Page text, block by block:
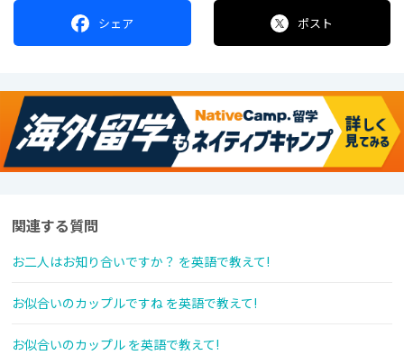
シェア ポスト
関連する質問
お二人はお知り合いですか？ を英語で教えて!
お似合いのカップルですね を英語で教えて!
お似合いのカップル を英語で教えて!